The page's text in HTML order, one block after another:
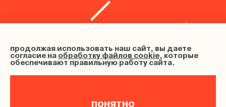
продолжая использовать наш сайт, вы даете
согласие на обработку файлов cookie, которые
обеспечивают правильную работу сайта.
понятно